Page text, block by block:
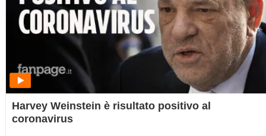
Harvey Weinstein è risultato positivo al
coronavirus